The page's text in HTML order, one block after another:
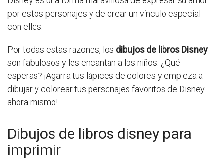
por estos personajes y de crear un vínculo especial
con ellos.
Por todas estas razones, los dibujos de libros Disney
son fabulosos y les encantan a los niños. ¿Qué
esperas? ¡Agarra tus lápices de colores y empieza a
dibujar y colorear tus personajes favoritos de Disney
ahora mismo!
Dibujos de libros disney para
imprimir